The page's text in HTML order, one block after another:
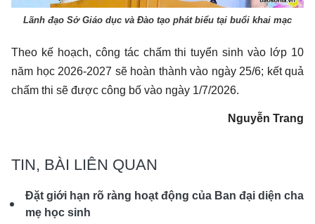
Lãnh đạo Sở Giáo dục và Đào tạo phát biểu tại buổi khai mạc
Theo kế hoạch, công tác chấm thi tuyển sinh vào lớp 10
năm học 2026-2027 sẽ hoàn thành vào ngày 25/6; kết quả
chấm thi sẽ được công bố vào ngày 1/7/2026.
Nguyễn Trang
TIN, BÀI LIÊN QUAN
Đặt giới hạn rõ ràng hoạt động của Ban đại diện cha
mẹ học sinh